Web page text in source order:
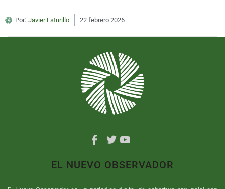
Por: Javier Esturillo 22 febrero 2026
EL NUEVO OBSERVADOR